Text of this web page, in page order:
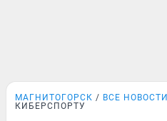
МАГНИТОГОРСК ВСЕ НОВОСТИ
КИБЕРСПОРТУ